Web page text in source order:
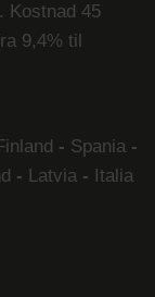
Kostnad 45
9,4% til
- Spania-
- Latvia - Italia